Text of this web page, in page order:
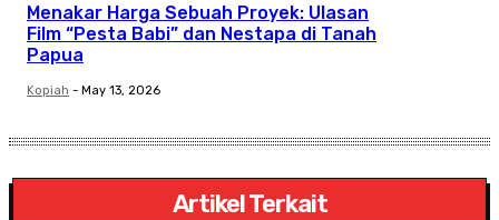
Menakar Harga Sebuah Proyek: Ulasan
Film “Pesta Babi” dan Nestapa di Tanah
Papua
Kopiah - May 13, 2026
Artikel Terkait